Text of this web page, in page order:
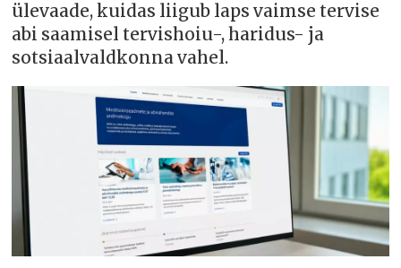
ülevaade, kuidas liigub laps vaimse tervise
abi saamisel tervishoiu-, haridus- ja
sotsiaalvaldkonna vahel.